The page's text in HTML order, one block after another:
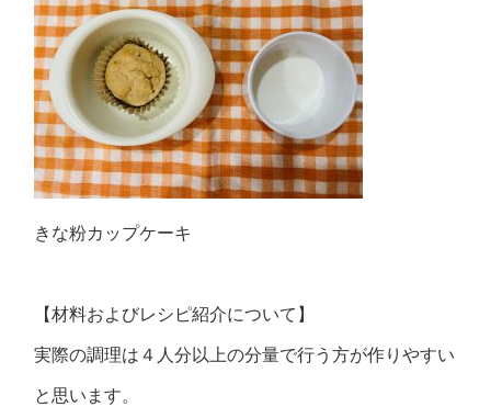
きな粉カップケーキ
【材料およびレシピ紹介について】
実際の調理は４人分以上の分量で行う方が作りやすい
と思います。